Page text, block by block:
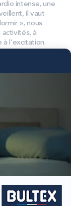
intense, une
il vaut
», nous
activités, à
l’excitation.
dans une phase
l’on vient
une personne
ou de «
un moment
avant de
les sports
plus douces,
Dans tous
L’équilibre est la
un bon
les bonnes